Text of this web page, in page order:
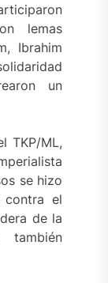
lemas
Ibrahim
un
TKP/ML,
se hizo
contra el
de la
también